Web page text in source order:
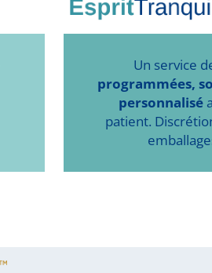
Un service
programmées,
personnalisé
patient.